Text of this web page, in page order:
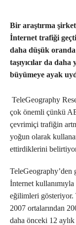
Bir araştırma
İnternet trafiği
daha düşük
taşıyıcılar da daha
büyümeye ayak
TeleGeography
çok önemli çünkü
çevrimiçi trafiğin
yoğun olarak
ettirdiklerini
TeleGeography’den
İnternet
eğilimleri gösteriyor.
2007 ortalarından
daha önceki 12